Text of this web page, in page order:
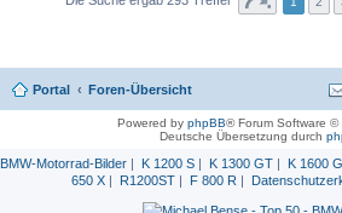
Portal Foren-Übersicht
Powered by phpBB® Forum Software ©
Deutsche Übersetzung durch
BMW-Motorrad-Bilder | K 1200 S | K 1300 GT | K 1600
650 X | R1200ST | F 800 R |